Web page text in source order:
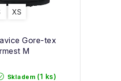
Gore-tex
M
XS
Skladem (1 ks)